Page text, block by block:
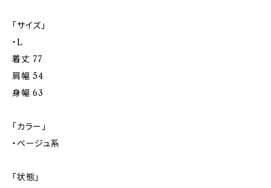
「サイズ」
・L
着丈 77
肩幅 54
身幅 63
「カラー」
・ベージュ系
「状態」